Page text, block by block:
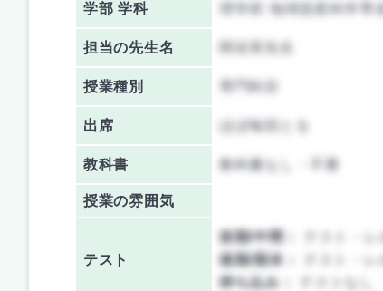
学部 学科 理学府 地球惑星科学専攻
担当の先生名
授業種別 専門科目
出席 ほぼ毎回とる
教科書 教科書なし・不要
授業の雰囲気
テスト
前期/中間：
後期/期末：
持ち込み：